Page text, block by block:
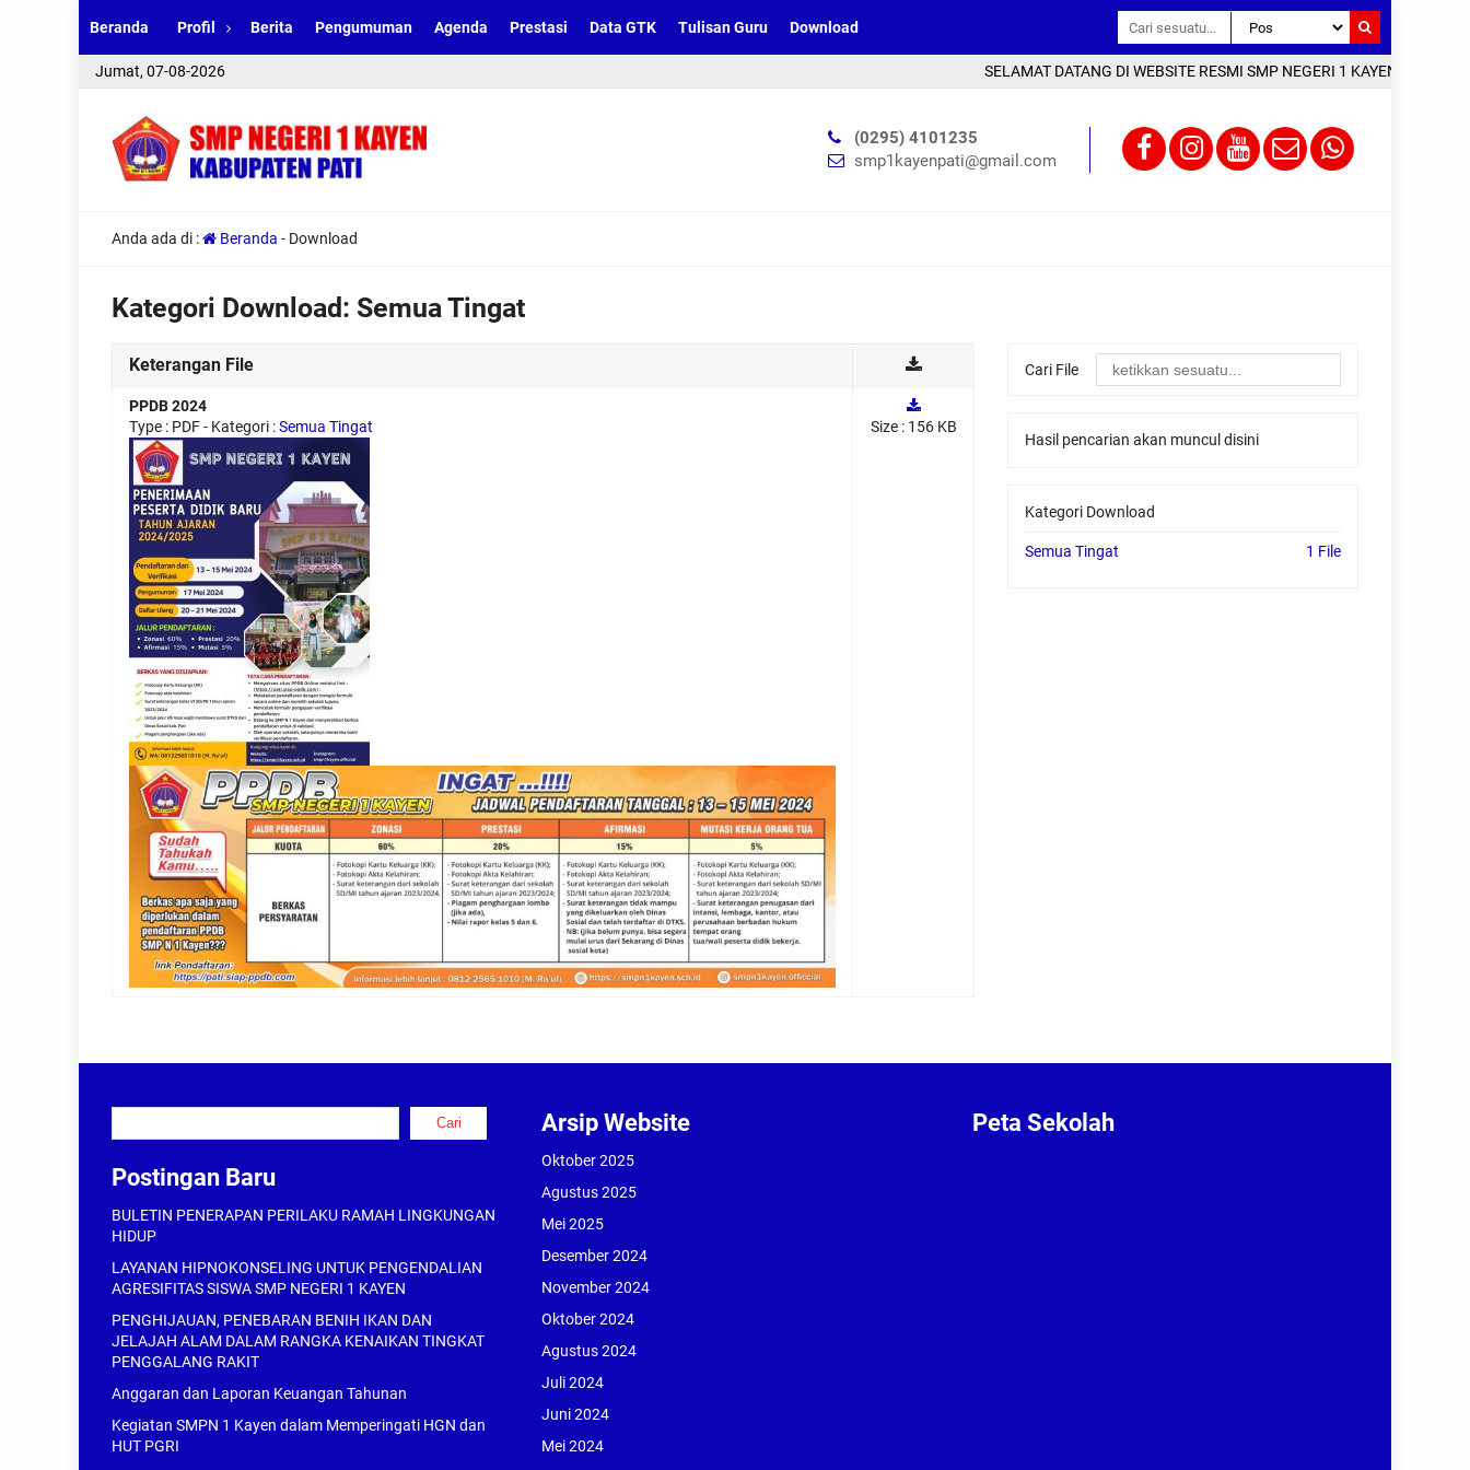
Beranda Profil Berita Pengumuman Agenda Prestasi Data GTK Tulisan Guru Download
Jumat, 07-08-2026 SELAMAT DATANG DI WEBSITE RESMI SMP NEGERI 1 KAYEN KAB.
(0295) 4101235
smp1kayenpati@gmail.com
Anda ada di : Beranda - Download
Kategori Download: Semua Tingat
Keterangan File
PPDB 2024
Type : PDF- Kategori :Semua Tingat Size : 156 KB
Cari File
Hasil pencarian akan muncul disini
Kategori Download
Semua Tingat 1 File
Cari
Postingan Baru
BULETIN PENERAPAN PERILAKU RAMAH LINGKUNGAN
HIDUP
LAYANAN HIPNOKONSELING UNTUK PENGENDALIAN
AGRESIFITAS SISWA SMP NEGERI 1 KAYEN
PENGHIJAUAN, PENEBARAN BENIH IKAN DAN
JELAJAH ALAM DALAM RANGKA KENAIKAN TINGKAT
PENGGALANG RAKIT
Anggaran dan Laporan Keuangan Tahunan
Kegiatan SMPN 1 Kayen dalam Memperingati HGN dan
HUT PGRI
Arsip Website
Oktober 2025
Agustus 2025
Mei 2025
Desember 2024
November 2024
Oktober 2024
Agustus 2024
Juli 2024
Juni 2024
Mei 2024
Peta Sekolah